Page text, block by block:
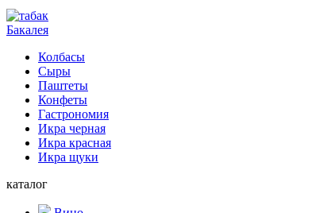
Бакалея
Колбасы
Сыры
Паштеты
Конфеты
Гастрономия
Икра черная
Икра красная
Икра щуки
каталог